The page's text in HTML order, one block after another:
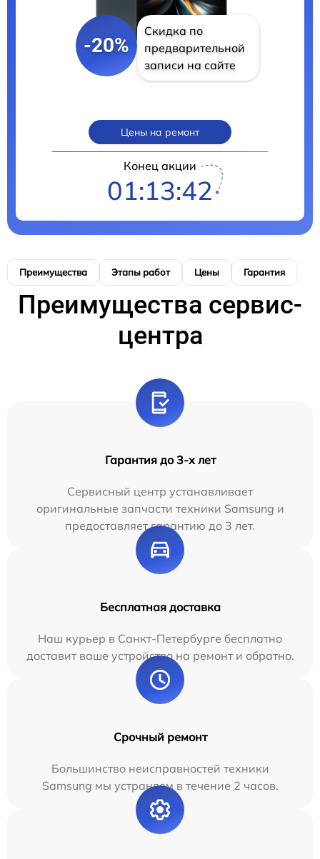
-20%
Скидка по
предварительной
записи на сайте
Цены на ремонт
Конец акции
01:13:41
Преимущества Этапы работ Цены Гарантия
Преимущества сервис-
центра
Гарантия до 3-х лет
Сервисный центр устанавливает
оригинальные запчасти техники Samsung и
предоставляет гарантию до 3 лет.
Бесплатная доставка
Наш курьер в Санкт-Петербурге бесплатно
доставит ваше устройство на ремонт и обратно.
Срочный ремонт
Большинство неисправностей техники
Samsung мы устраняем в течение 2 часов.